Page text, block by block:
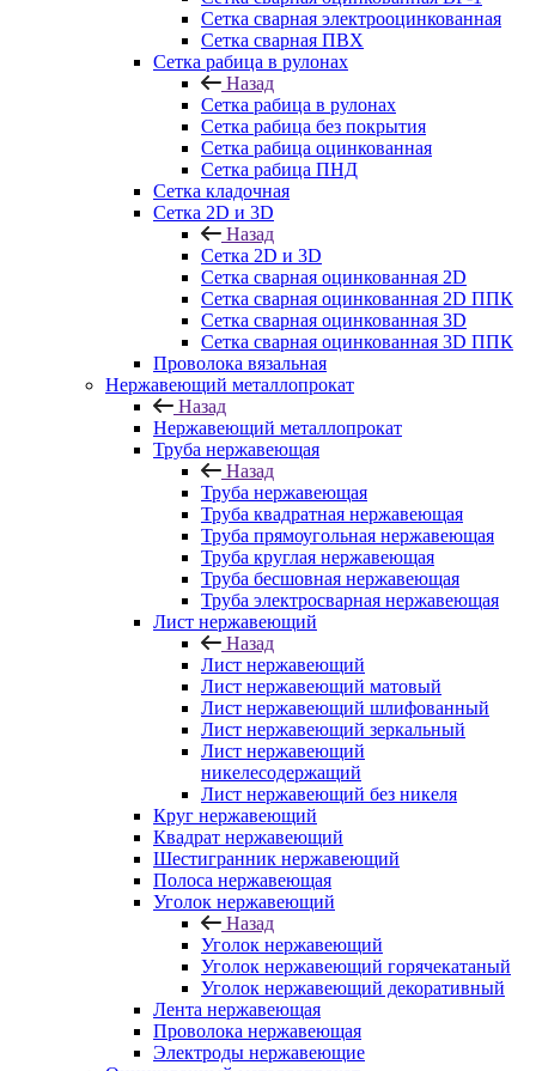
Сетка сварная электрооцинкованная
Сетка сварная ПВХ
Сетка рабица в рулонах
Назад
Сетка рабица в рулонах
Сетка рабица без покрытия
Сетка рабица оцинкованная
Сетка рабица ПНД
Сетка кладочная
Сетка 2D и 3D
Назад
Сетка 2D и 3D
Сетка сварная оцинкованная 2D
Сетка сварная оцинкованная 2D ППК
Сетка сварная оцинкованная 3D
Сетка сварная оцинкованная 3D ППК
Проволока вязальная
Нержавеющий металлопрокат
Назад
Нержавеющий металлопрокат
Труба нержавеющая
Назад
Труба нержавеющая
Труба квадратная нержавеющая
Труба прямоугольная нержавеющая
Труба круглая нержавеющая
Труба бесшовная нержавеющая
Труба электросварная нержавеющая
Лист нержавеющий
Назад
Лист нержавеющий
Лист нержавеющий матовый
Лист нержавеющий шлифованный
Лист нержавеющий зеркальный
Лист нержавеющий
никелесодержащий
Лист нержавеющий без никеля
Круг нержавеющий
Квадрат нержавеющий
Шестигранник нержавеющий
Полоса нержавеющая
Уголок нержавеющий
Назад
Уголок нержавеющий
Уголок нержавеющий горячекатаный
Уголок нержавеющий декоративный
Лента нержавеющая
Проволока нержавеющая
Электроды нержавеющие